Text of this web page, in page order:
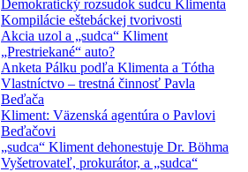
Demokratický rozsudok sudcu Klimenta
Kompilácie eštebáckej tvorivosti
Akcia uzol a „sudca“ Kliment
„Prestriekané“ auto?
Anketa Pálku podľa Klimenta a Tótha
Vlastníctvo – trestná činnosť Pavla
Beďača
Kliment: Väzenská agentúra o Pavlovi
Beďačovi
„sudca“ Kliment dehonestuje Dr. Böhma
Vyšetrovateľ, prokurátor, a „sudca“